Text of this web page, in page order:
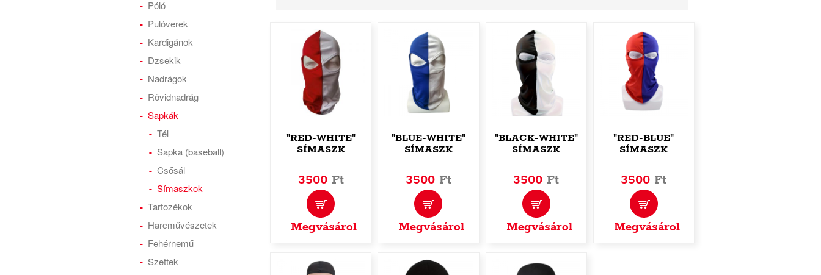
"RED-WHITE"
SÍMASZK
3500 Ft
Megvásárol
"BLUE-WHITE"
SÍMASZK
3500 Ft
Megvásárol
"BLACK-WHITE"
SÍMASZK
3500 Ft
Megvásárol
"RED-BLUE"
SÍMASZK
3500 Ft
Megvásárol
Póló
Pulóverek
Kardigánok
Dzsekik
Nadrágok
Rövidnadrág
Sapkák
Tél
Sapka (baseball)
Csősál
Símaszkok
Tartozékok
Harcművészetek
Fehérnemű
Szettek